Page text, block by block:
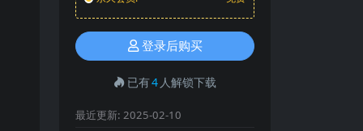
登录后购买
已有4 人解锁下载
最近更新: 2025-02-10